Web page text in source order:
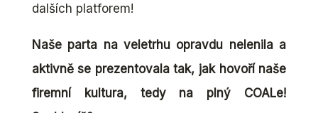
dalších platforem!
Naše parta na veletrhu opravdu nelenila a
aktivně se prezentovala tak, jak hovoří naše
firemní kultura, tedy na plný COALe!